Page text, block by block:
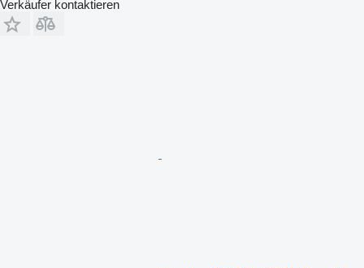
Verkäufer kontaktieren